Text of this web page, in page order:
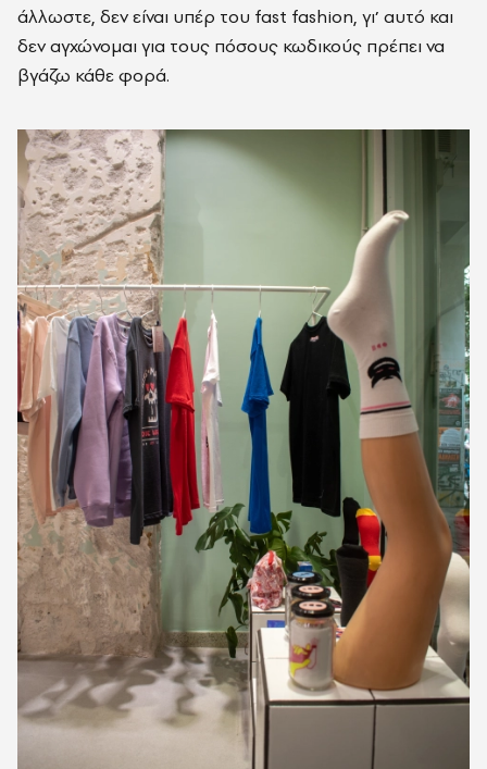
άλλωστε, δεν είναι υπέρ του fast fashion, γι’ αυτό και
δεν αγχώνομαι για τους πόσους κωδικούς πρέπει να
βγάζω κάθε φορά.